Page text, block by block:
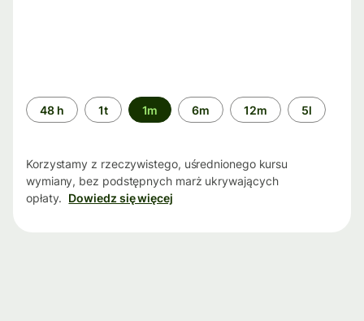
Przedział
czasu
48 h 1t 1m 6m 12m 5l
Korzystamy z rzeczywistego, uśrednionego kursu
wymiany, bez podstępnych marż ukrywających
opłaty. Dowiedz się więcej